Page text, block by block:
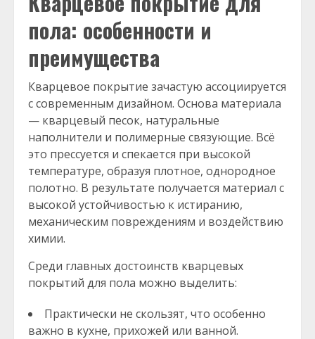
пола: особенности и
преимущества
Кварцевое покрытие зачастую ассоциируется
с современным дизайном. Основа материала
— кварцевый песок, натуральные
наполнители и полимерные связующие. Всё
это прессуется и спекается при высокой
температуре, образуя плотное, однородное
полотно. В результате получается материал с
высокой устойчивостью к истиранию,
механическим повреждениям и воздействию
химии.
Среди главных достоинств кварцевых
покрытий для пола можно выделить:
Практически не скользят, что особенно
важно в кухне, прихожей или ванной.